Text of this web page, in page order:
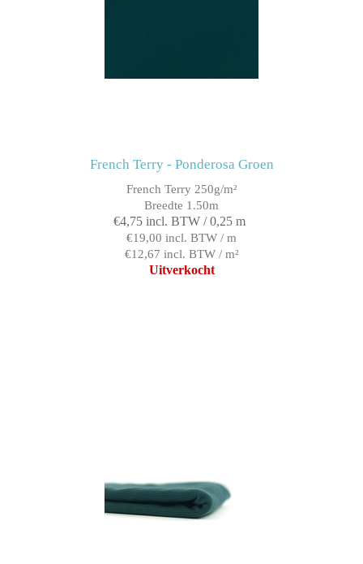
French Terry - Ponderosa Groen
French Terry 250g/m²
Breedte 1.50m
€4,75 incl. BTW / 0,25 m
€19,00 incl. BTW / m
€12,67 incl. BTW / m²
Uitverkocht